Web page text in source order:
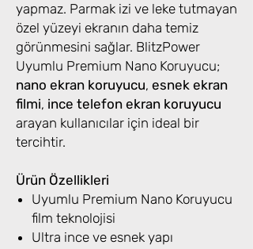
yapmaz. Parmak izi ve leke tutmayan
özel yüzeyi ekranın daha temiz
görünmesini sağlar. BlitzPower
Uyumlu Premium Nano Koruyucu;
nano ekran koruyucu, esnek ekran
filmi, ince telefon ekran koruyucu
arayan kullanıcılar için ideal bir
tercihtir.
Ürün Özellikleri
Uyumlu Premium Nano Koruyucu
film teknolojisi
Ultra ince ve esnek yapı